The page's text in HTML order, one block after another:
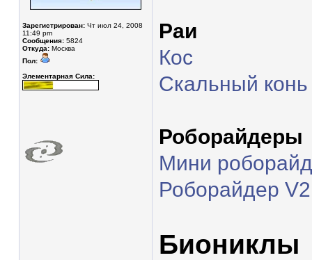
Зарегистрирован: Чт июл 24, 2008
11:49 pm
Сообщения: 5824
Откуда: Москва
Пол:
Элементарная Сила:
Раи
Кос
Скальный конь
Роборайдеры
Мини
Роборайдер V2
Биониклы